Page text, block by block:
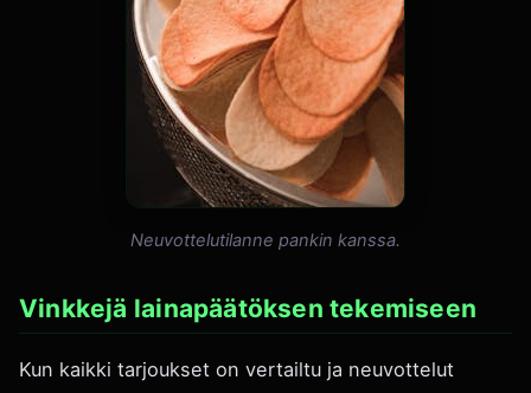
Neuvottelutilanne pankin kanssa.
Vinkkejä lainapäätöksen tekemiseen
Kun kaikki tarjoukset on vertailtu ja neuvottelut